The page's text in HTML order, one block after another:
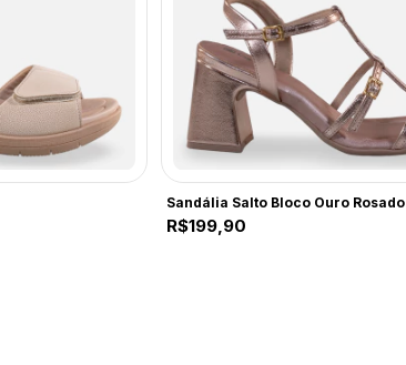
Sandália Salto Bloco Ouro Rosado
R$199,90